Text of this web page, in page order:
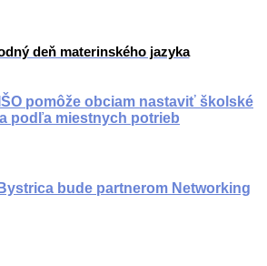
deň materinského jazyka
pomôže obciam nastaviť školské
podľa miestnych potrieb
bude partnerom Networking